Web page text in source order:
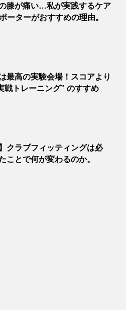
膝が痛い…私が実践するケア
ーターがおすすめの理由。
最高の実験会場！スコアより
戦トレーニング” のすすめ
クラブフィッティングは必
ことで何が変わるのか。